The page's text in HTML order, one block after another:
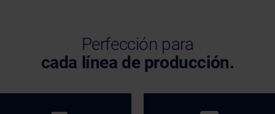
Perfección para
cada línea de producción.